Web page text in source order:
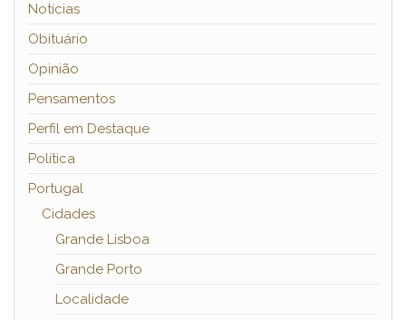
Notícias
Obituário
Opinião
Pensamentos
Perfil em Destaque
Política
Portugal
Cidades
Grande Lisboa
Grande Porto
Localidade